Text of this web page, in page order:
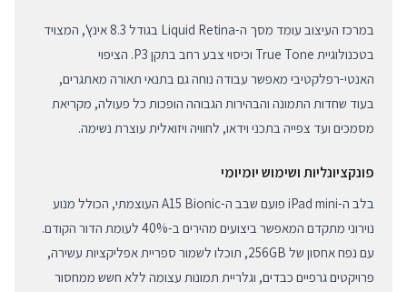
במרכז העיצוב עומד מסך ה-Liquid Retina בגודל 8.3 אינץ', המצויד
בטכנולוגיית True Tone וכיסוי צבע רחב בתקן P3. הציפוי
האנטי-רפלקטיבי מאפשר עבודה נוחה גם בתנאי תאורה מאתגרים,
בעוד שחדות התמונה והבהירות הגבוהה הופכות כל פעולה, מקריאת
מסמכים ועד צפייה בתכני וידאו, לחוויה ויזואלית עוצרת נשימה.
פונקציונליות ושימוש יומיומי
בלב ה-iPad mini פועם שבב ה-A15 Bionic העוצמתי, הכולל מנוע
נוירוני מתקדם המאפשר ביצועים מהירים ב-40% לעומת הדור הקודם.
עם נפח אחסון של 256GB, תוכלו לשמור ספריית אפליקציות עשירה,
פרויקטים גרפיים כבדים, וגלריית תמונות עצומה ללא חשש ממחסור